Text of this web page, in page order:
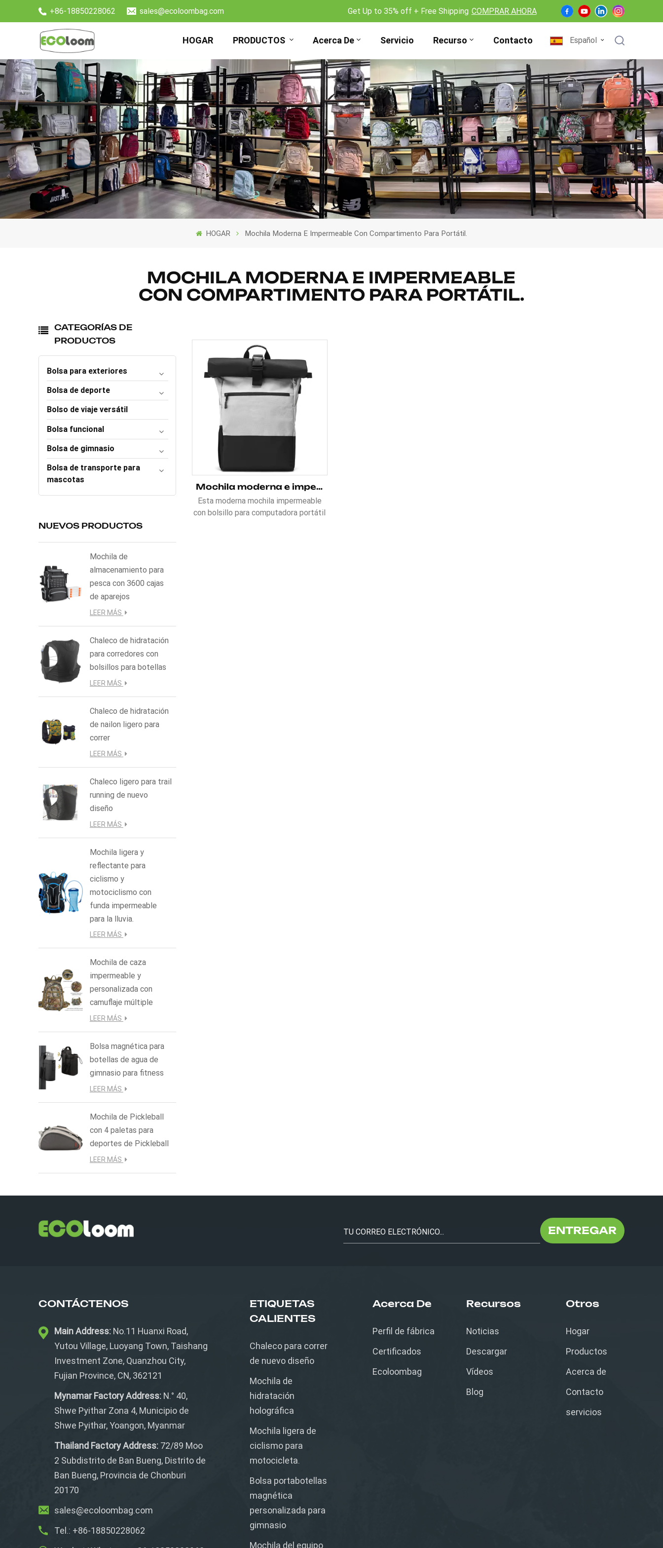
+86-18850228062 sales@ecoloombag.com Get Up to 35% off + Free Shipping COMPRAR AHORA
HOGAR PRODUCTOS Acerca De Servicio Recurso Contacto Español
English
Français
Deutsch
Español
Nederlands
HOGAR Mochila Moderna E Impermeable Con Compartimento Para Portátil.
MOCHILA MODERNA E IMPERMEABLE
CON COMPARTIMENTO PARA PORTÁTIL.
CATEGORÍAS DE
PRODUCTOS
Bolsa para exteriores
Bolsa de deporte
Bolso de viaje versátil
Bolsa funcional
Bolsa de gimnasio
Bolsa de transporte para
mascotas
NUEVOS PRODUCTOS
Mochila de
almacenamiento para
pesca con 3600 cajas
de aparejos
LEER MÁS
Chaleco de hidratación
para corredores con
bolsillos para botellas
LEER MÁS
Chaleco de hidratación
de nailon ligero para
correr
LEER MÁS
Chaleco ligero para trail
running de nuevo
diseño
LEER MÁS
Mochila ligera y
reflectante para
ciclismo y
motociclismo con
funda impermeable
para la lluvia.
LEER MÁS
Mochila de caza
impermeable y
personalizada con
camuflaje múltiple
LEER MÁS
Bolsa magnética para
botellas de agua de
gimnasio para fitness
LEER MÁS
Mochila de Pickleball
con 4 paletas para
deportes de Pickleball
LEER MÁS
Mochila moderna e impermeable con bolsillo para portátil
Esta moderna mochila impermeable
con bolsillo para computadora portátil
ENTREGAR
CONTÁCTENOS
Main Address: No.11 Huanxi Road,
Yutou Village, Luoyang Town, Taishang
Investment Zone, Quanzhou City,
Fujian Province, CN, 362121
Mynamar Factory Address: N.° 40,
Shwe Pyithar Zona 4, Municipio de
Shwe Pyithar, Yoangon, Myanmar
Thailand Factory Address: 72/89 Moo
2 Subdistrito de Ban Bueng, Distrito de
Ban Bueng, Provincia de Chonburi
20170
sales@ecoloombag.com
Tel.: +86-18850228062
ETIQUETAS
CALIENTES
Chaleco para correr
de nuevo diseño
Mochila de
hidratación
holográfica
Mochila ligera de
ciclismo para
motocicleta.
Bolsa portabotellas
magnética
personalizada para
gimnasio
Mochila del equipo
Acerca De
Perfil de fábrica
Certificados
Ecoloombag
Recursos
Noticias
Descargar
Vídeos
Blog
Otros
Hogar
Productos
Acerca de
Contacto
servicios